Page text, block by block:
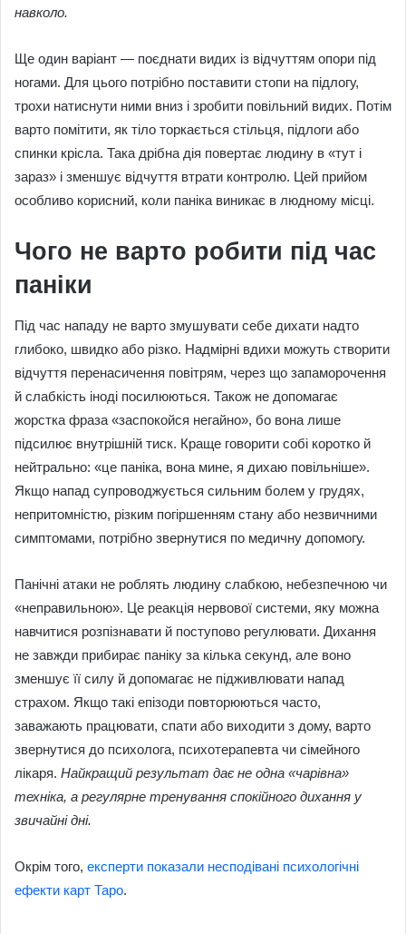
навколо.
Ще один варіант — поєднати видих із відчуттям опори під
ногами. Для цього потрібно поставити стопи на підлогу,
трохи натиснути ними вниз і зробити повільний видих. Потім
варто помітити, як тіло торкається стільця, підлоги або
спинки крісла. Така дрібна дія повертає людину в «тут і
зараз» і зменшує відчуття втрати контролю. Цей прийом
особливо корисний, коли паніка виникає в людному місці.
Чого не варто робити під час
паніки
Під час нападу не варто змушувати себе дихати надто
глибоко, швидко або різко. Надмірні вдихи можуть створити
відчуття перенасичення повітрям, через що запаморочення
й слабкість іноді посилюються. Також не допомагає
жорстка фраза «заспокойся негайно», бо вона лише
підсилює внутрішній тиск. Краще говорити собі коротко й
нейтрально: «це паніка, вона мине, я дихаю повільніше».
Якщо напад супроводжується сильним болем у грудях,
непритомністю, різким погіршенням стану або незвичними
симптомами, потрібно звернутися по медичну допомогу.
Панічні атаки не роблять людину слабкою, небезпечною чи
«неправильною». Це реакція нервової системи, яку можна
навчитися розпізнавати й поступово регулювати. Дихання
не завжди прибирає паніку за кілька секунд, але воно
зменшує її силу й допомагає не підживлювати напад
страхом. Якщо такі епізоди повторюються часто,
заважають працювати, спати або виходити з дому, варто
звернутися до психолога, психотерапевта чи сімейного
лікаря. Найкращий результат дає не одна «чарівна»
техніка, а регулярне тренування спокійного дихання у
звичайні дні.
Окрім того, експерти показали несподівані психологічні
ефекти карт Таро.